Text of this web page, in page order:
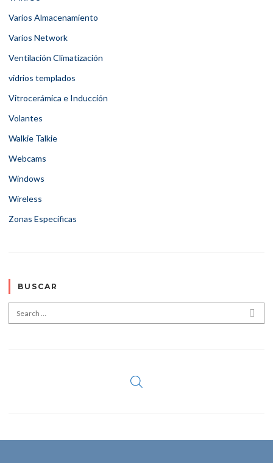
Varios Almacenamiento
Varios Network
Ventilación Climatización
vidrios templados
Vitrocerámica e Inducción
Volantes
Walkie Talkie
Webcams
Windows
Wireless
Zonas Específicas
BUSCAR
Search for: